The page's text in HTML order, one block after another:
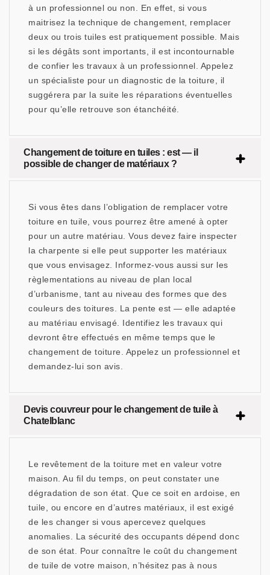
à un professionnel ou non. En effet, si vous
maitrisez la technique de changement, remplacer
deux ou trois tuiles est pratiquement possible. Mais
si les dégâts sont importants, il est incontournable
de confier les travaux à un professionnel. Appelez
un spécialiste pour un diagnostic de la toiture, il
suggérera par la suite les réparations éventuelles
pour qu’elle retrouve son étanchéité.
Changement de toiture en tuiles : est — il
possible de changer de matériaux ?
Si vous êtes dans l’obligation de remplacer votre
toiture en tuile, vous pourrez être amené à opter
pour un autre matériau. Vous devez faire inspecter
la charpente si elle peut supporter les matériaux
que vous envisagez. Informez-vous aussi sur les
règlementations au niveau de plan local
d’urbanisme, tant au niveau des formes que des
couleurs des toitures. La pente est — elle adaptée
au matériau envisagé. Identifiez les travaux qui
devront être effectués en même temps que le
changement de toiture. Appelez un professionnel et
demandez-lui son avis.
Devis couvreur pour le changement de tuile à
Chatelblanc
Le revêtement de la toiture met en valeur votre
maison. Au fil du temps, on peut constater une
dégradation de son état. Que ce soit en ardoise, en
tuile, ou encore en d’autres matériaux, il est exigé
de les changer si vous apercevez quelques
anomalies. La sécurité des occupants dépend donc
de son état. Pour connaître le coût du changement
de tuile de votre maison, n’hésitez pas à nous